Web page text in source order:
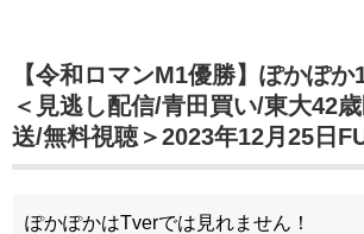
【令和ロマンM1優勝】ぽかぽ
＜見逃し配信/青田買い/東大42
送/無料視聴＞2023年12月25日
ぽかぽかはTverでは見れません！